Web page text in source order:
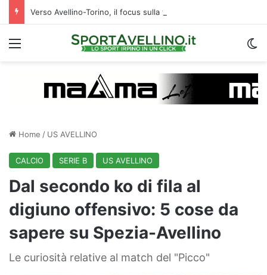
Verso Avellino-Torino, il focus sulla formazione granata
Menu
Home / US AVELLINO
CALCIO SERIE B US AVELLINO
Dal secondo ko di fila al
digiuno offensivo: 5 cose da
sapere su Spezia-Avellino
Le curiosità relative al match del "Picco"